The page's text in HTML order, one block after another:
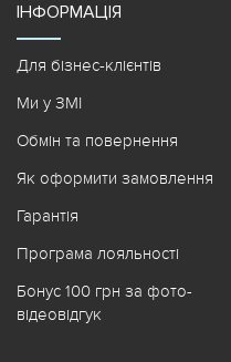
ІНФОРМАЦІЯ
Для бізнес-клієнтів
Ми у ЗМІ
Обмін та повернення
Як оформити замовлення
Гарантія
Програма лояльності
Бонус 100 грн за фото-
відеовідгук